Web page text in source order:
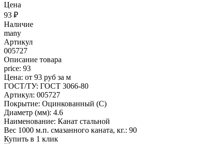
Цена
93 ₽
Наличие
many
Артикул
005727
Описание товара
price: 93
Цена: от 93 руб за м
ГОСТ/ТУ: ГОСТ 3066-80
Артикул: 005727
Покрытие: Оцинкованный (С)
Диаметр (мм): 4.6
Наименование: Канат стальной
Вес 1000 м.п. смазанного каната, кг.: 90
Купить в 1 клик